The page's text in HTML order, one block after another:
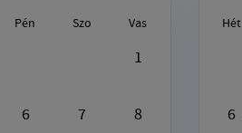
Pén Szo Vas
1
6 7 8
Hét
6